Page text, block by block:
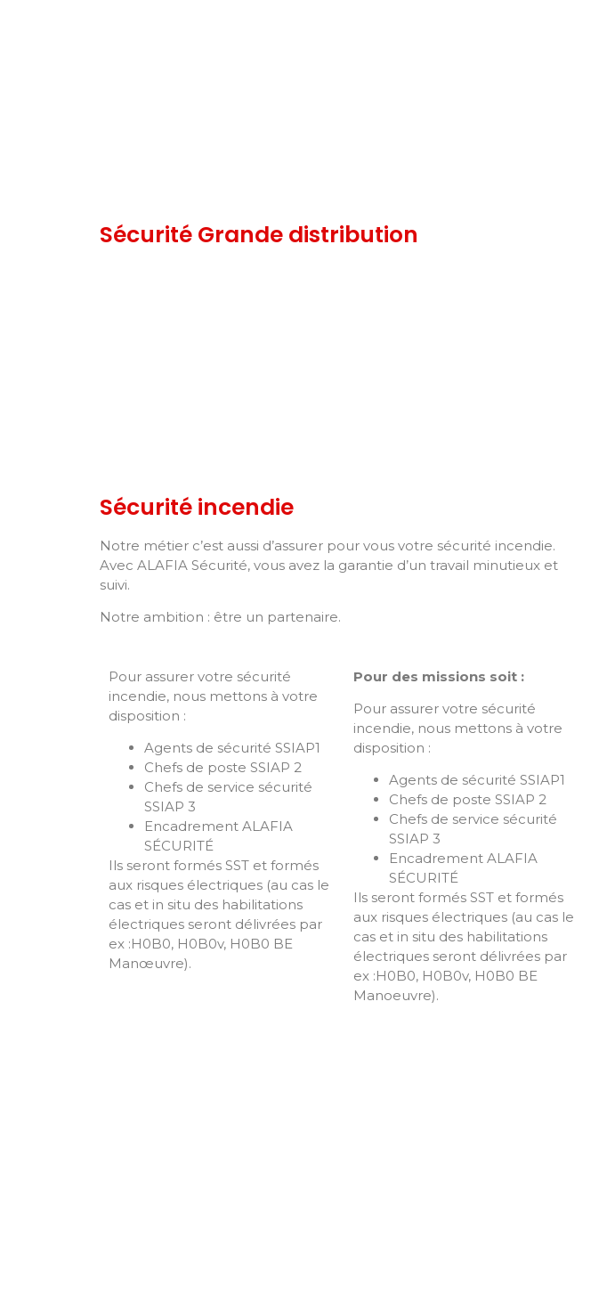
Sécurité Grande distribution
Sécurité incendie
Notre métier c’est aussi d’assurer pour vous votre sécurité incendie.
Avec ALAFIA Sécurité, vous avez la garantie d’un travail minutieux et
suivi.
Notre ambition : être un partenaire.
Pour assurer votre sécurité
incendie, nous mettons à votre
disposition :
Agents de sécurité SSIAP1
Chefs de poste SSIAP 2
Chefs de service sécurité
SSIAP 3
Encadrement ALAFIA
SÉCURITÉ
Ils seront formés SST et formés
aux risques électriques (au cas le
cas et in situ des habilitations
électriques seront délivrées par
ex :H0B0, H0B0v, H0B0 BE
Manœuvre).
Pour des missions soit :
Pour assurer votre sécurité
incendie, nous mettons à votre
disposition :
Agents de sécurité SSIAP1
Chefs de poste SSIAP 2
Chefs de service sécurité
SSIAP 3
Encadrement ALAFIA
SÉCURITÉ
Ils seront formés SST et formés
aux risques électriques (au cas le
cas et in situ des habilitations
électriques seront délivrées par
ex :H0B0, H0B0v, H0B0 BE
Manoeuvre).